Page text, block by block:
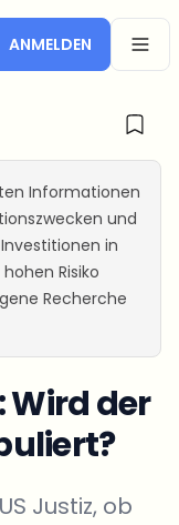
ANMELDEN
Informationen
und
in
Risiko
Recherche
Wird der
Justiz, ob